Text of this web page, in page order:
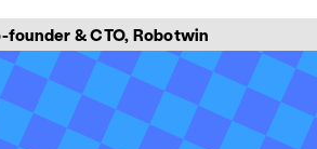
founder & CTO, Robotwin